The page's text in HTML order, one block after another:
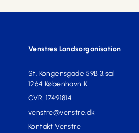
Venstres Landsorganisation
St. Kongensgade 59B 3.sal
1264 København K
CVR: 17491814
venstre@venstre.dk
Kontakt Venstre